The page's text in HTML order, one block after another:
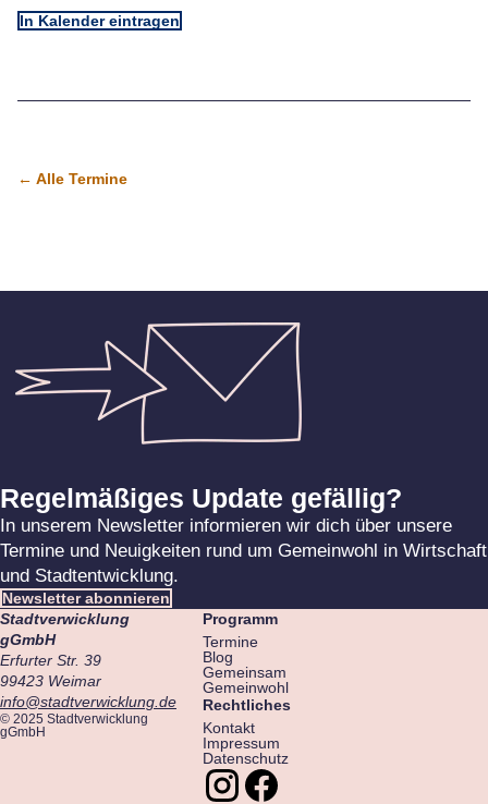
In Kalender eintragen
← Alle Termine
Regelmäßiges Update gefällig?
In unserem Newsletter informieren wir dich über unsere
Termine und Neuigkeiten rund um Gemeinwohl in Wirtschaft
und Stadtentwicklung.
Newsletter abonnieren
Stadtverwicklung
gGmbH
Erfurter Str. 39
99423 Weimar
info@stadtverwicklung.de
© 2025 Stadtverwicklung
gGmbH
Programm
Termine
Blog
Gemeinsam
Gemeinwohl
Rechtliches
Kontakt
Impressum
Datenschutz